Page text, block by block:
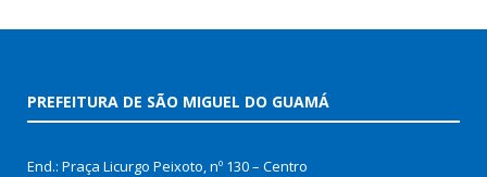
PREFEITURA DE SÃO MIGUEL DO GUAMÁ
End.: Praça Licurgo Peixoto, nº 130 – Centro